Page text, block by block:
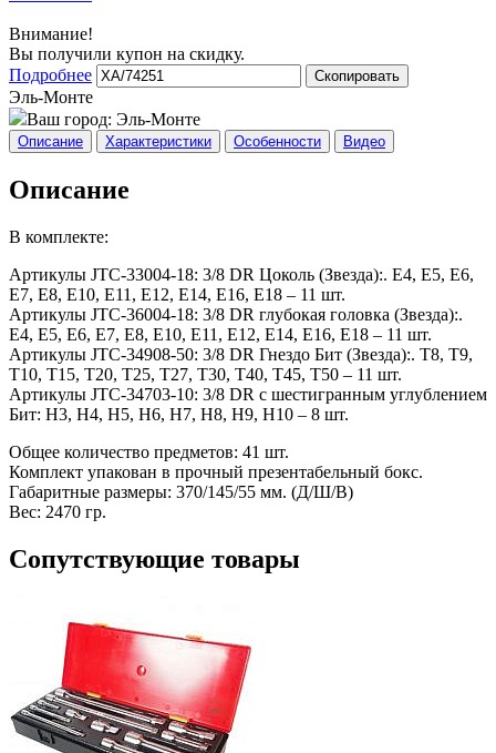
Внимание!
Вы получили купон на скидку.
Подробнее
Скопировать
Эль-Монте
Ваш город: Эль-Монте
Описание Характеристики Особенности Видео
Описание
В комплекте:
Артикулы JTC-33004-18: 3/8 DR Цоколь (Звезда):. E4, E5, E6,
E7, E8, E10, E11, E12, E14, E16, E18 – 11 шт.
Артикулы JTC-36004-18: 3/8 DR глубокая головка (Звезда):.
E4, E5, E6, E7, E8, E10, E11, E12, E14, E16, E18 – 11 шт.
Артикулы JTC-34908-50: 3/8 DR Гнездо Бит (Звезда):. Т8, Т9,
Т10, Т15, Т20, Т25, Т27, Т30, Т40, Т45, Т50 – 11 шт.
Артикулы JTC-34703-10: 3/8 DR с шестигранным углублением
Бит: Н3, Н4, Н5, Н6, Н7, Н8, Н9, Н10 – 8 шт.
Общее количество предметов: 41 шт.
Комплект упакован в прочный презентабельный бокс.
Габаритные размеры: 370/145/55 мм. (Д/Ш/В)
Вес: 2470 гр.
Сопутствующие товары